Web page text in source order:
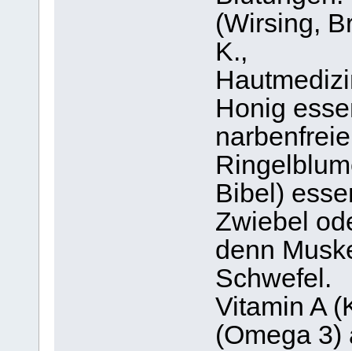
(Wirsing,
K.,
Honig
Bibel)
Zwiebel
denn
Schwefel.
Vitamin A
(Omega 3)